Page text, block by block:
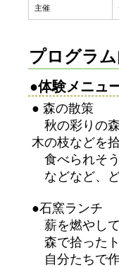
主催
プログラ
●体験メニュ
● 森の散策
秋の彩りの
木の枝などを
食べられそ
などなど、
●石窯ランチ
薪を燃やし
森で拾ったト
自分たちで作